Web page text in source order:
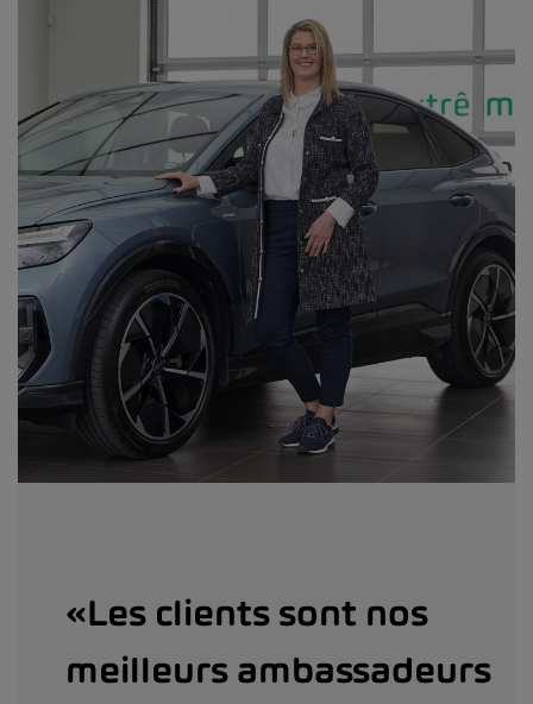
«Les clients sont nos
meilleurs ambassadeurs